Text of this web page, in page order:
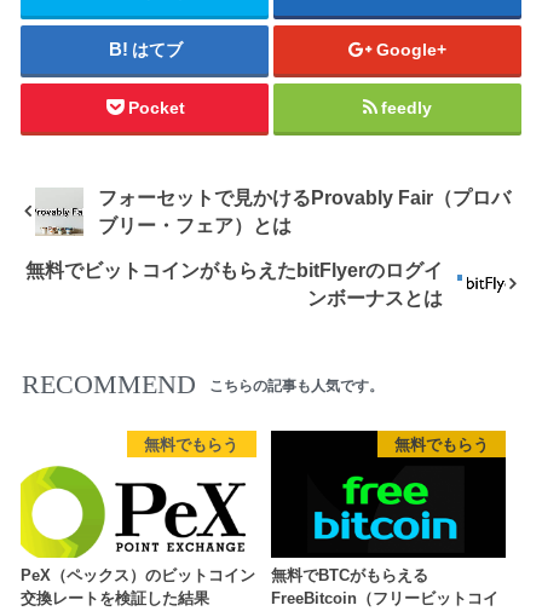
はてブ Google+
Pocket feedly
フォーセットで見かけるProvably Fair（プロバ
ブリー・フェア）とは
無料でビットコインがもらえたbitFlyerのログイ
ンボーナスとは
RECOMMEND こちらの記事も人気です。
無料でもらう
PeX（ペックス）のビットコイン
交換レートを検証した結果
無料でもらう
無料でBTCがもらえる
FreeBitcoin（フリービットコイ